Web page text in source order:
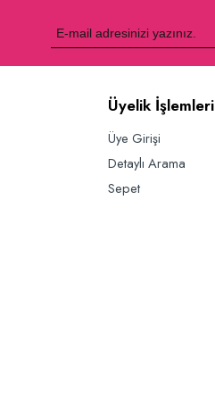
Üyelik İşlemleri
Üye Girişi
Detaylı Arama
Sepet